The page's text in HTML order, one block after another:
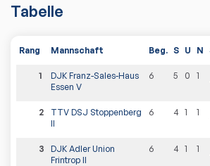
Tabelle
Rang Mannschaft Beg. S U N
1
DJK Franz-Sales-Haus
Essen V
6 5 0 1
2
TTV DSJ Stoppenberg
II
6 4 1 1
3
DJK Adler Union
Frintrop II
6 4 1 1